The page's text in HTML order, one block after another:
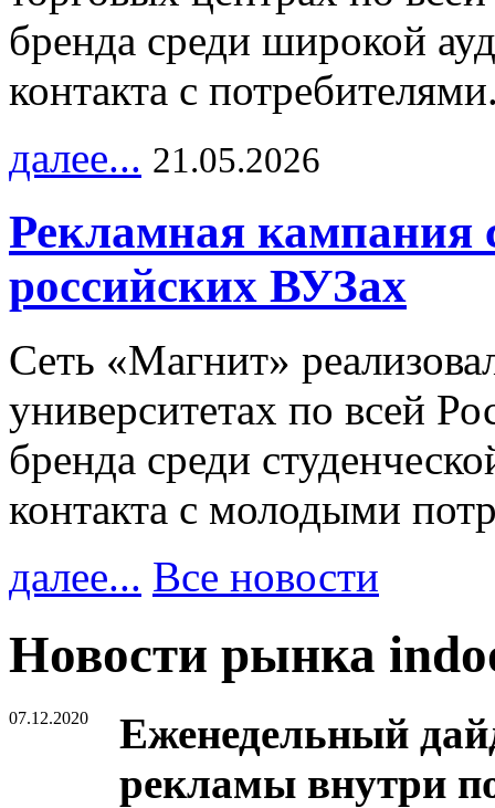
бренда среди широкой
контакта с
далее... 21.05.2026
Рекламная кампания
российских ВУЗах
Сеть «Магнит»
университетах по всей
бренда среди
контакта с молодыми
далее... Все новости
Новости рынка
07.12.2020
Еженедельный
рекламы внутри